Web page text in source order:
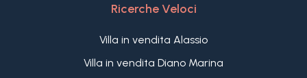
Ricerche Veloci
Villa in vendita Alassio
Villa in vendita Diano Marina